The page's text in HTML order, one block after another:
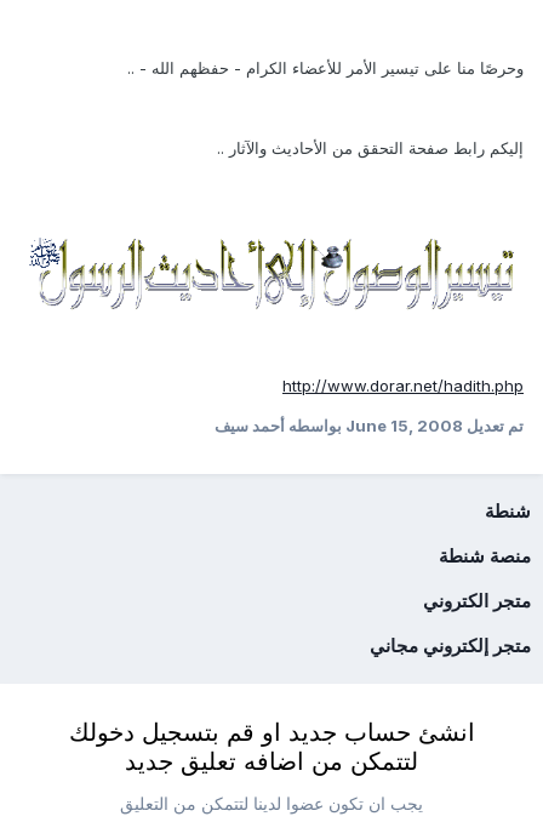
وحرصًا منا على تيسير الأمر للأعضاء الكرام - حفظهم الله - ..
إليكم رابط صفحة التحقق من الأحاديث والآثار ..
http://www.dorar.net/hadith.php
تم تعديلJune 15, 2008بواسطه أحمد سيف
شنطة
منصة شنطة
متجر الكتروني
متجر إلكتروني مجاني
انشئ حساب جديد او قم بتسجيل دخولك
لتتمكن من اضافه تعليق جديد
يجب ان تكون عضوا لدينا لتتمكن من التعليق